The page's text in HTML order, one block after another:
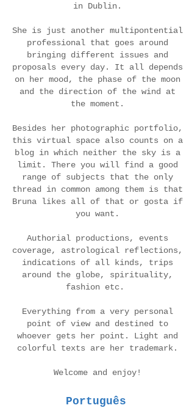
in Dublin.
She is just another multipontential
professional that goes around
bringing different issues and
proposals every day. It all depends
on her mood, the phase of the moon
and the direction of the wind at
the moment.
Besides her photographic portfolio,
this virtual space also counts on a
blog in which neither the sky is a
limit. There you will find a good
range of subjects that the only
thread in common among them is that
Bruna likes all of that or gosta if
you want.
Authorial productions, events
coverage, astrological reflections,
indications of all kinds, trips
around the globe, spirituality,
fashion etc.
Everything from a very personal
point of view and destined to
whoever gets her point. Light and
colorful texts are her trademark.
Welcome and enjoy!
Português